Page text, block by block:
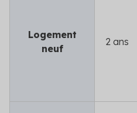
Logement
neuf
2 ans